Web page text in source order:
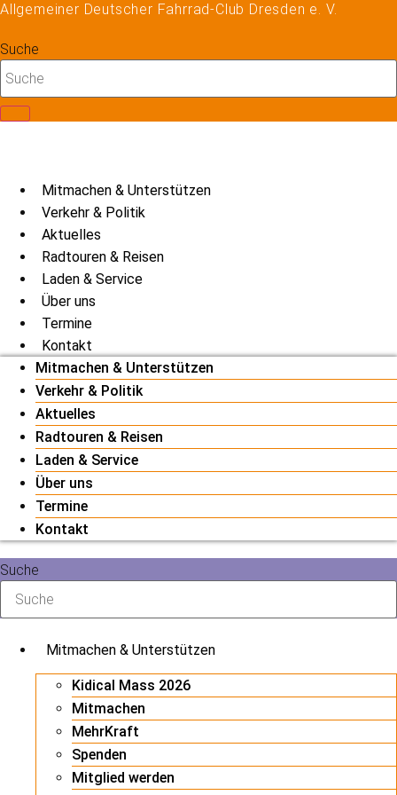
Zum
springen
Allgemeiner Deutscher Fahrrad-Club Dresden e. V.
Suche
Mitmachen & Unterstützen
Verkehr & Politik
Aktuelles
Radtouren & Reisen
Laden & Service
Über uns
Termine
Kontakt
Mitmachen & Unterstützen
Verkehr & Politik
Aktuelles
Radtouren & Reisen
Laden & Service
Über uns
Termine
Kontakt
Suche
Mitmachen & Unterstützen
Kidical Mass 2026
Mitmachen
MehrKraft
Spenden
Mitglied werden